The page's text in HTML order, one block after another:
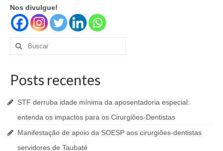
Nos divulgue!
Buscar
por:
Posts recentes
STF derruba idade mínima da aposentadoria especial:
entenda os impactos para os Cirurgiões-Dentistas
Manifestação de apoio da SOESP aos cirurgiões-dentistas
servidores de Taubaté